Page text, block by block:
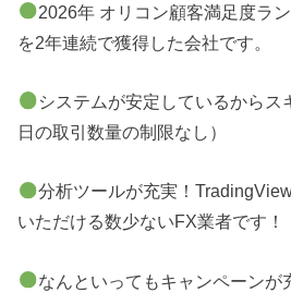
2026年 オリコン顧客満足度ラ
を2年連続で獲得した会社です。
システムが安定しているからス
日の取引数量の制限なし）
分析ツールが充実！
いただける数少ないFX業者です！
なんといってもキャンペーンが